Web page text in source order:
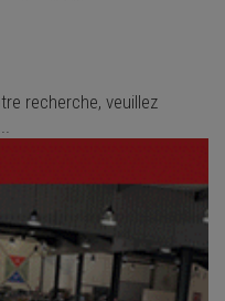
recherche, veuillez